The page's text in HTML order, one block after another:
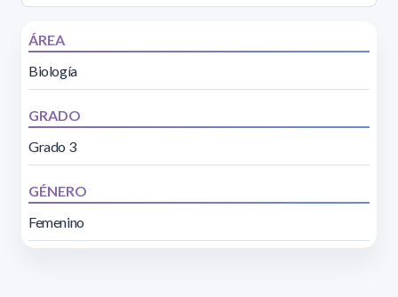
ÁREA
Biología
GRADO
Grado 3
GÉNERO
Femenino